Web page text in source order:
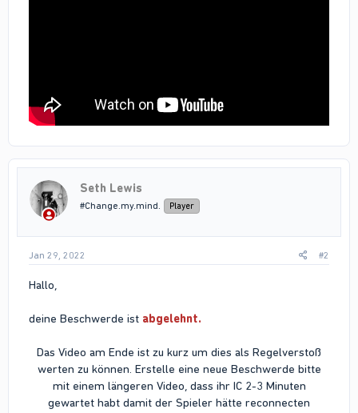
Seth Lewis
#Change.my.mind. Player
Jan 29, 2022 #2
Hallo,
deine Beschwerde ist abgelehnt.
Das Video am Ende ist zu kurz um dies als Regelverstoß
werten zu können. Erstelle eine neue Beschwerde bitte
mit einem längeren Video, dass ihr IC 2-3 Minuten
gewartet habt damit der Spieler hätte reconnecten